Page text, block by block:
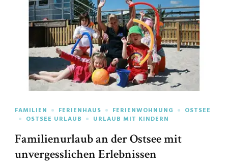
FAMILIEN FERIENHAUS FERIENWOHNUNG
OSTSEE
OSTSEE URLAUB
URLAUB MIT KINDERN
Familienurlaub an der Ostsee mit
unvergesslichen Erlebnissen